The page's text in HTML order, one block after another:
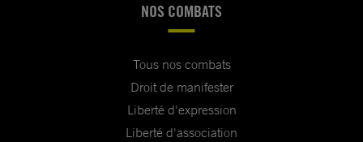
NOS COMBATS
Tous nos combats
Droit de manifester
Liberté d'expression
Liberté d'association